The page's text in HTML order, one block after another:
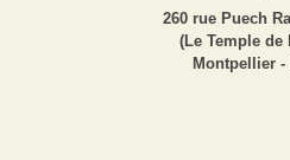
260 rue Puech
(Le Temple de
Montpellier -